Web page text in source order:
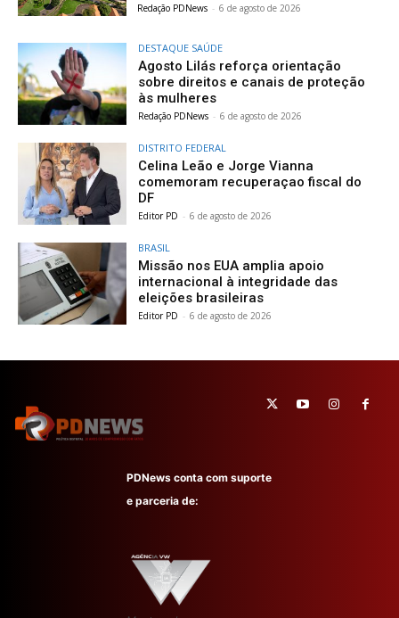
Redação PDNews - 6 de agosto de 2026
DESTAQUE SAÚDE
Agosto Lilás reforça orientação
sobre direitos e canais de proteção
às mulheres
Redação PDNews - 6 de agosto de 2026
DISTRITO FEDERAL
Celina Leão e Jorge Vianna
comemoram recuperaçao fiscal do
DF
Editor PD - 6 de agosto de 2026
BRASIL
Missão nos EUA amplia apoio
internacional à integridade das
eleições brasileiras
Editor PD - 6 de agosto de 2026
PDNews conta com suporte
e parceria de: